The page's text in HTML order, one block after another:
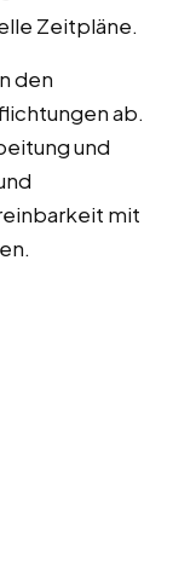
Zeitpläne.
den
ab.
und
mit